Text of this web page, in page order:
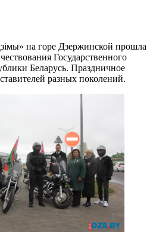
на горе Дзержинской прошла
Государственного
Беларусь. Праздничное
разных поколений.